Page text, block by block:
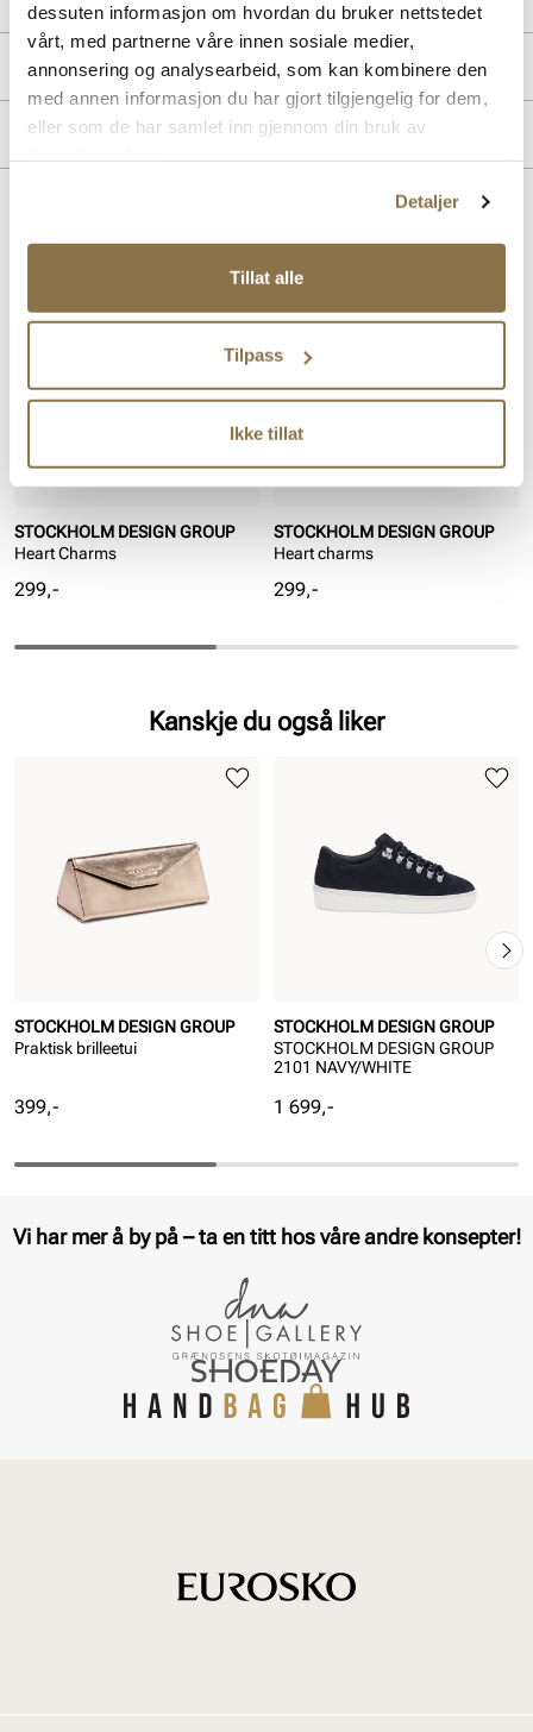
dessuten informasjon om hvordan du bruker nettstedet
vårt, med partnerne våre innen sosiale medier,
annonsering og analysearbeid, som kan kombinere den
med annen informasjon du har gjort tilgjengelig for dem,
eller som de har samlet inn gjennom din bruk av
Detaljer
Tillat alle
Tilpass
Ikke tillat
Produktdetaljer
Overdel: Skinn
Merke
STOCKHOLM DESIGN GROUP
Heart Charms
Pris
299,-
STOCKHOLM DESIGN GROUP
Heart charms
Pris
299,-
Kanskje du også liker
STOCKHOLM DESIGN GROUP
Praktisk brilleetui
Pris
399,-
STOCKHOLM DESIGN GROUP
STOCKHOLM DESIGN GROUP
2101 NAVY/WHITE
Pris
1 699,-
Vi har mer å by på – ta en titt hos våre andre konsepter!